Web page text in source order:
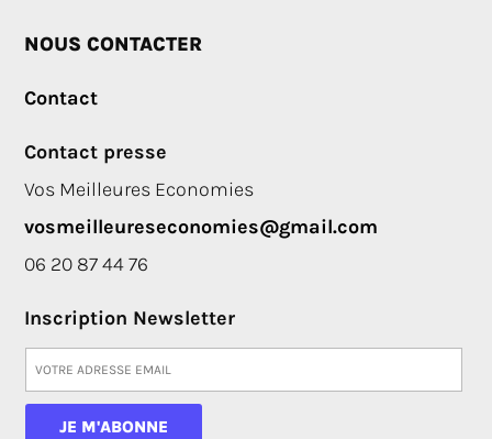
NOUS CONTACTER
Contact
Contact presse
Vos Meilleures Economies
vosmeilleureseconomies@gmail.com
06 20 87 44 76
Inscription Newsletter